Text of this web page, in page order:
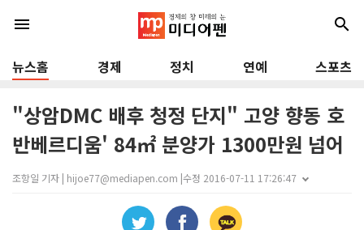
menu search
뉴스홈 경제 정치 연예 스포츠
"상암DMC 배후 청정 단지" 고양 향동 호
반베르디움' 84㎡ 분양가 1300만원 넘어
조항일 기자 | hijoe77@mediapen.com |수정 2016-07-11 17:26:47